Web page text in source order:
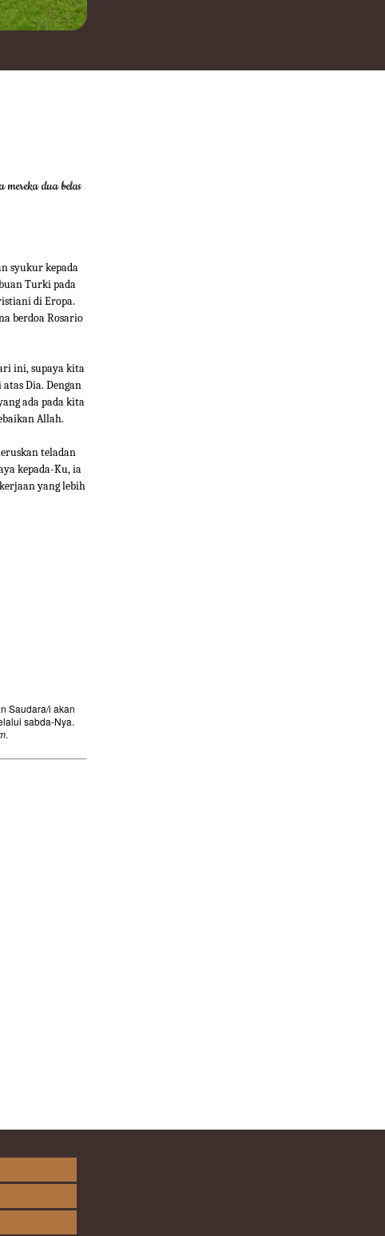
dua belas
syukur kepada
Turki pada
di Eropa.
berdoa Rosario
ini, supaya kita
Dia. Dengan
ada pada kita
Allah.
teladan
kepada-Ku, ia
yang lebih
Saudara/i akan
sabda-Nya.
.